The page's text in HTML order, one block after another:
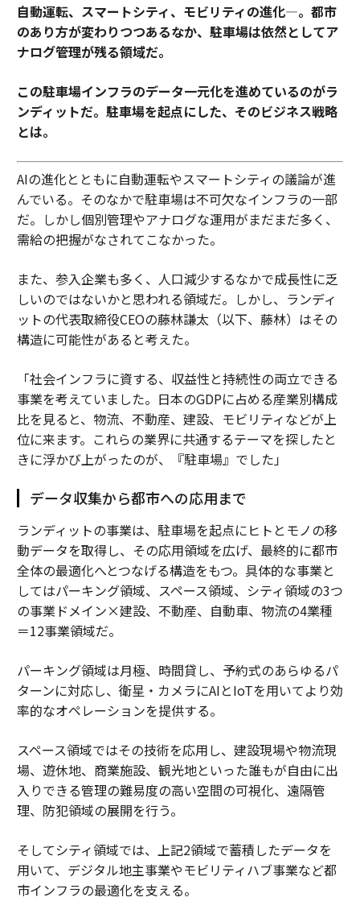
自動運転、スマートシティ、モビリティの進化―。都市
のあり方が変わりつつあるなか、駐車場は依然としてア
ナログ管理が残る領域だ。
この駐車場インフラのデータ一元化を進めているのがラ
ンディットだ。駐車場を起点にした、そのビジネス戦略
とは。
AIの進化とともに自動運転やスマートシティの議論が進
んでいる。そのなかで駐車場は不可欠なインフラの一部
だ。しかし個別管理やアナログな運用がまだまだ多く、
需給の把握がなされてこなかった。
また、参入企業も多く、人口減少するなかで成長性に乏
しいのではないかと思われる領域だ。しかし、ランディ
ットの代表取締役CEOの藤林謙太（以下、藤林）はその
構造に可能性があると考えた。
「社会インフラに資する、収益性と持続性の両立できる
事業を考えていました。日本のGDPに占める産業別構成
比を見ると、物流、不動産、建設、モビリティなどが上
位に来ます。これらの業界に共通するテーマを探したと
きに浮かび上がったのが、『駐車場』でした」
データ収集から都市への応用まで
ランディットの事業は、駐車場を起点にヒトとモノの移
動データを取得し、その応用領域を広げ、最終的に都市
全体の最適化へとつなげる構造をもつ。具体的な事業と
してはパーキング領域、スペース領域、シティ領域の3つ
の事業ドメイン×建設、不動産、自動車、物流の4業種
＝12事業領域だ。
パーキング領域は月極、時間貸し、予約式のあらゆるパ
ターンに対応し、衛星・カメラにAIとIoTを用いてより効
率的なオペレーションを提供する。
スペース領域ではその技術を応用し、建設現場や物流現
場、遊休地、商業施設、観光地といった誰もが自由に出
入りできる管理の難易度の高い空間の可視化、遠隔管
理、防犯領域の展開を行う。
そしてシティ領域では、上記2領域で蓄積したデータを
用いて、デジタル地主事業やモビリティハブ事業など都
市インフラの最適化を支える。